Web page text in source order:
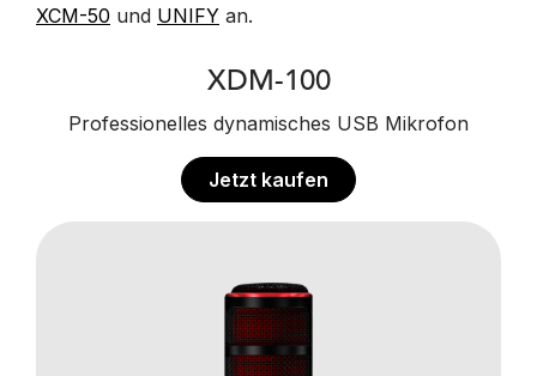
XCM-50 und UNIFY an.
XDM-100
Professionelles dynamisches USB Mikrofon
Jetzt kaufen